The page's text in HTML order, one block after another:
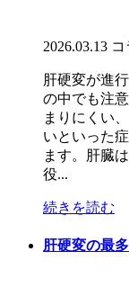
2026.03.13 コ
肝硬変が進
の中でも注
まりにくい
いといった
ます。肝臓
役...
続きを読む
肝硬変の最